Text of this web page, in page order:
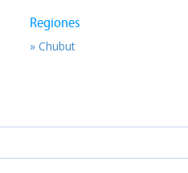
Regiones
» Chubut